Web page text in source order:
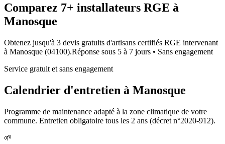
Comparez 7+ installateurs RGE à
Manosque
Obtenez jusqu'à 3 devis gratuits d'artisans certifiés RGE intervenant
à Manosque (04100).Réponse sous 5 à 7 jours • Sans engagement
Service gratuit et sans engagement
Calendrier d'entretien à Manosque
Programme de maintenance adapté à la zone climatique de votre
commune. Entretien obligatoire tous les 2 ans (décret n°2020-912).
🌱